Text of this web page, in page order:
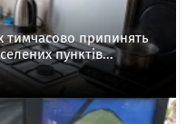
тимчасово припинять
пунктів...